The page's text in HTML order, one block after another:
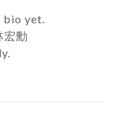
yet.
宏勳